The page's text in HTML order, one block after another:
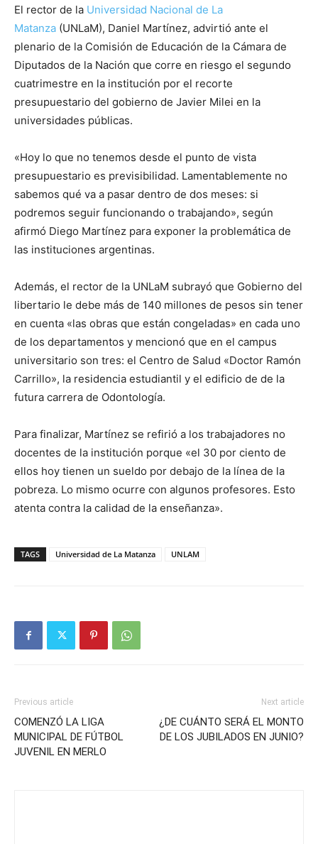
El rector de la Universidad Nacional de La
Matanza (UNLaM), Daniel Martínez, advirtió ante el
plenario de la Comisión de Educación de la Cámara de
Diputados de la Nación que corre en riesgo el segundo
cuatrimestre en la institución por el recorte
presupuestario del gobierno de Javier Milei en la
universidades públicas.
«Hoy lo que no tenemos desde el punto de vista
presupuestario es previsibilidad. Lamentablemente no
sabemos qué va a pasar dentro de dos meses: si
podremos seguir funcionando o trabajando», según
afirmó Diego Martínez para exponer la problemática de
las instituciones argentinas.
Además, el rector de la UNLaM subrayó que Gobierno del
libertario le debe más de 140 millones de pesos sin tener
en cuenta «las obras que están congeladas» en cada uno
de los departamentos y mencionó que en el campus
universitario son tres: el Centro de Salud «Doctor Ramón
Carrillo», la residencia estudiantil y el edificio de de la
futura carrera de Odontología.
Para finalizar, Martínez se refirió a los trabajadores no
docentes de la institución porque «el 30 por ciento de
ellos hoy tienen un sueldo por debajo de la línea de la
pobreza. Lo mismo ocurre con algunos profesores. Esto
atenta contra la calidad de la enseñanza».
TAGS Universidad de La Matanza UNLAM
Previous article
COMENZÓ LA LIGA
MUNICIPAL DE FÚTBOL
JUVENIL EN MERLO
Next article
¿DE CUÁNTO SERÁ EL MONTO
DE LOS JUBILADOS EN JUNIO?